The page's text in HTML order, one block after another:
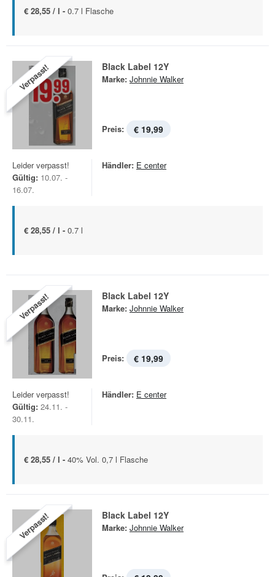
€ 28,55 / l - 0.7 l Flasche
Verpasst! Black Label 12Y
Marke: Johnnie Walker
Preis: € 19,99
Leider verpasst!
Gültig: 10.07. -
16.07.
Händler: E center
€ 28,55 / l - 0.7 l
Verpasst! Black Label 12Y
Marke: Johnnie Walker
Preis: € 19,99
Leider verpasst!
Gültig: 24.11. -
30.11.
Händler: E center
€ 28,55 / l - 40% Vol. 0,7 l Flasche
Verpasst! Black Label 12Y
Marke: Johnnie Walker